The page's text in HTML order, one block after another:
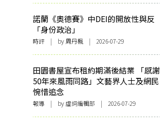
諾蘭《奧德賽》中DEI的開放性與反
「身份政治」
時評 | by 周丹楓 | 2026-07-29
田園書屋宣布租約期滿後結業 「感謝
50年來風雨同路」文藝界人士及網民
惋惜追念
報導 | by 虛詞編輯部 | 2026-07-29